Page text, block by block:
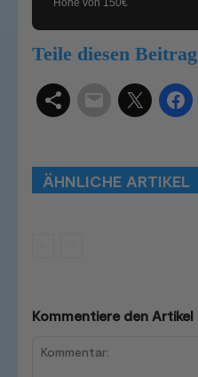
Höhe von 150€
Teile diesen Beitrag
ÄHNLICHE ARTIKEL
Kommentiere den Artikel